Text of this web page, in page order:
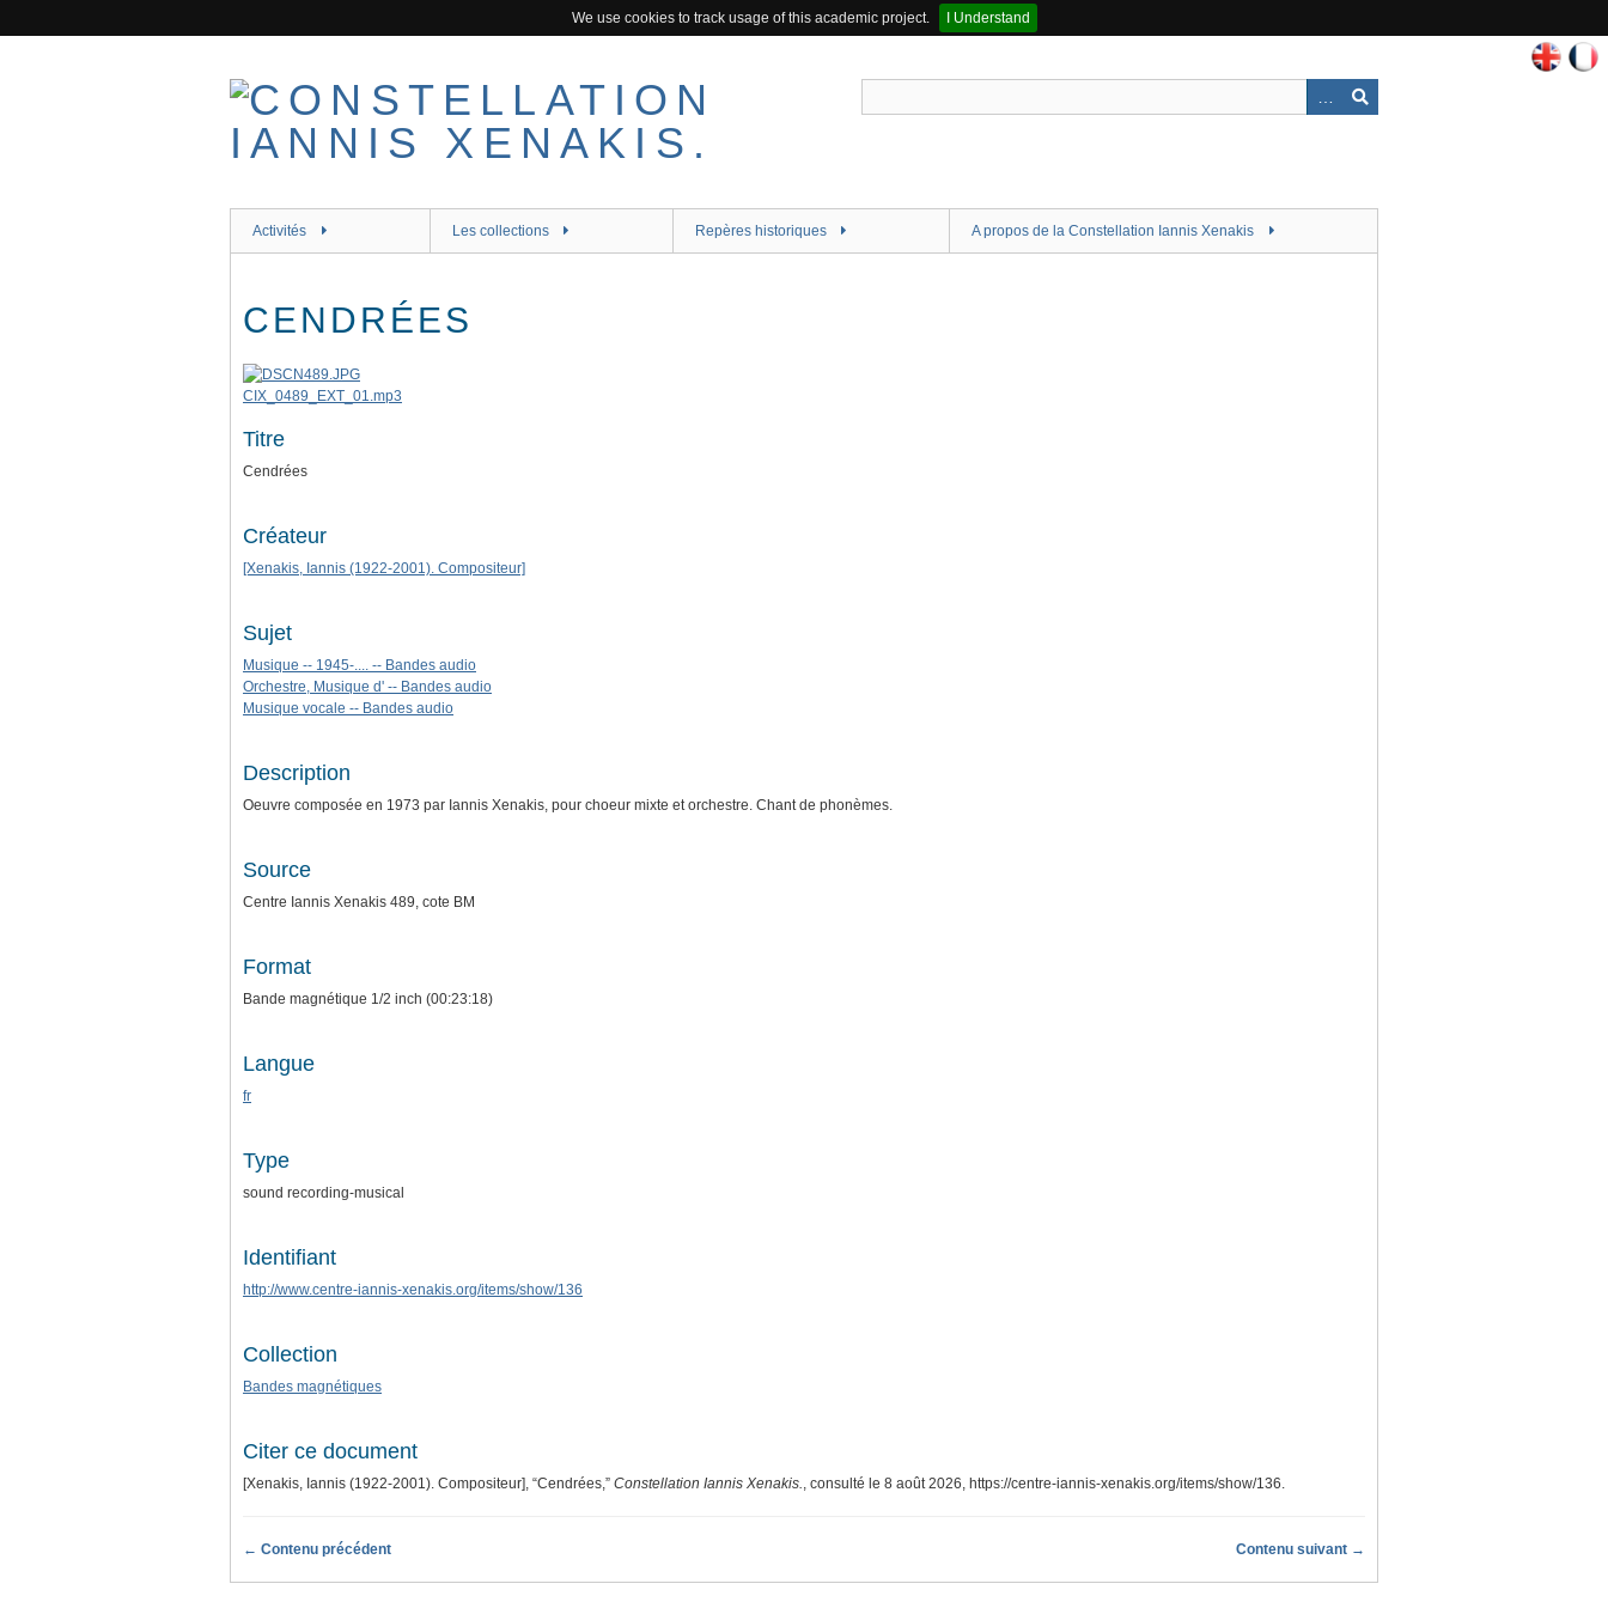
We use cookies to track usage of this academic project.
I Understand
Activités Les collections Repères historiques A propos de la Constellation Iannis Xenakis
CENDRÉES
CIX_0489_EXT_01.mp3
Titre
Cendrées
Créateur
[Xenakis, Iannis (1922-2001). Compositeur]
Sujet
Musique -- 1945-.... -- Bandes audio
Orchestre, Musique d' -- Bandes audio
Musique vocale -- Bandes audio
Description
Oeuvre composée en 1973 par Iannis Xenakis, pour choeur mixte et orchestre. Chant de phonèmes.
Source
Centre Iannis Xenakis 489, cote BM
Format
Bande magnétique 1/2 inch (00:23:18)
Langue
fr
Type
sound recording-musical
Identifiant
http://www.centre-iannis-xenakis.org/items/show/136
Collection
Bandes magnétiques
Citer ce document
[Xenakis, Iannis (1922-2001). Compositeur], “Cendrées,” Constellation Iannis Xenakis., consulté le 8 août 2026, https://centre-iannis-xenakis.org/items/show/136.
← Contenu précédent Contenu suivant →